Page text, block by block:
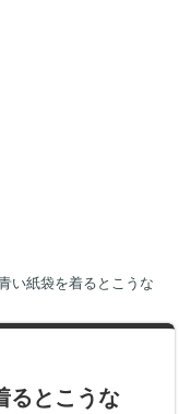
い紙袋を着るとこうな
るとこうな